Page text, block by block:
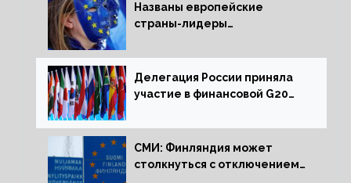
Названы европейские
страны-лидеры
активов
Делегация России приняла
участие в финансовой G20
СМИ: Финляндия может
столкнуться с отключением